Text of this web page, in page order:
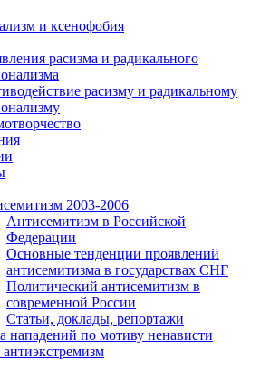
и ксенофобия
расизма и радикального
расизму и радикальному
2003-2006
Антисемитизм в Российской
Федерации
Основные тенденции проявлений
антисемитизма в государствах СНГ
Политический антисемитизм в
современной России
Статьи, доклады, репортажи
нападений по мотиву ненависти